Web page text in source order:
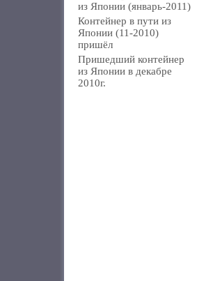
из Японии (январь-2011)
Контейнер в пути из
Японии (11-2010)
пришёл
Пришедший контейнер
из Японии в декабре
2010г.